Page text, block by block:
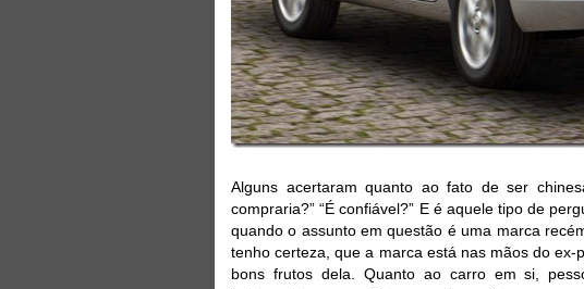
Alguns acertaram quanto ao fato de ser
compraria?” “É confiável?” E é aquele tipo de
quando o assunto em questão é uma marca
tenho certeza, que a marca está nas mãos do
bons frutos dela. Quanto ao carro em si,